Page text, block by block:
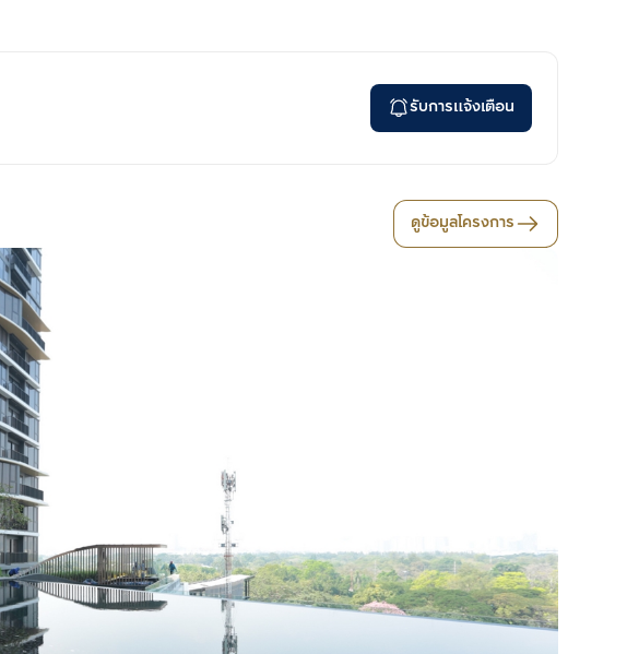
รับการแจ้งเตือน
ดูข้อมูลโครงการ